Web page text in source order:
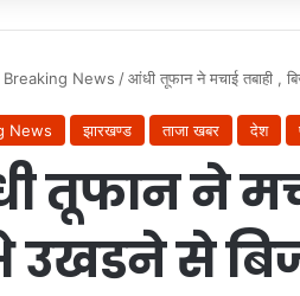
Breaking News /आंधी तूफान ने मचाई तबाही ,
News झारखण्ड ताजा खबर देश
तूफान ने
से